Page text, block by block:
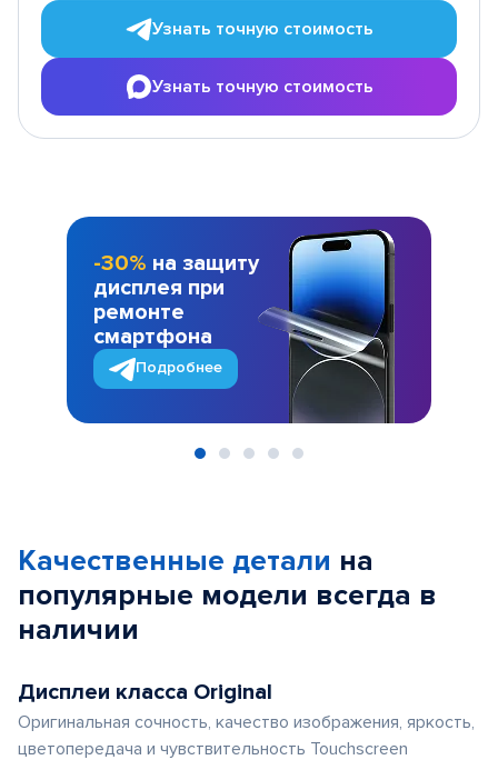
Узнать точную стоимость
Узнать точную стоимость
-30% на защиту
дисплея при
ремонте
смартфона
Подробнее
Качественные детали на
популярные модели всегда в
наличии
Дисплеи класса Original
Оригинальная сочность, качество изображения, яркость,
цветопередача и чувствительность Touchscreen